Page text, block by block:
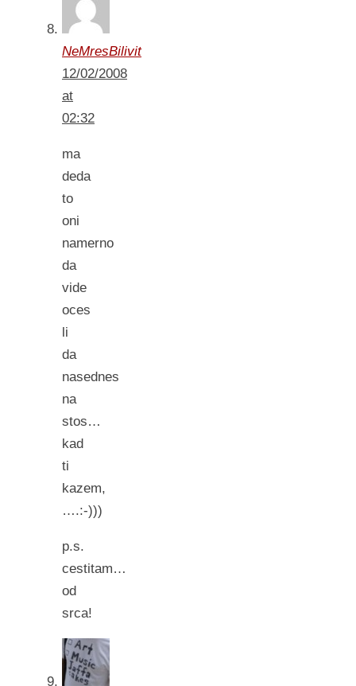
NeMresBilivit
12/02/2008
at
02:32
ma
deda
to
oni
namerno
da
vide
oces
li
da
nasednes
na
stos…
kad
ti
kazem,
….:-)))
p.s.
cestitam…
od
srca!